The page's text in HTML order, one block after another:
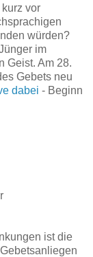
vor
würden?
im
Geist. Am 28.
Gebets neu
dabei - Beginn
ist die